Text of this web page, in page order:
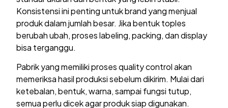
Konsistensi ini penting untuk brand yang menjual
produk dalam jumlah besar. Jika bentuk toples
berubah ubah, proses labeling, packing, dan display
bisa terganggu.
Pabrik yang memiliki proses quality control akan
memeriksa hasil produksi sebelum dikirim. Mulai dari
ketebalan, bentuk, warna, sampai fungsi tutup,
semua perlu dicek agar produk siap digunakan.